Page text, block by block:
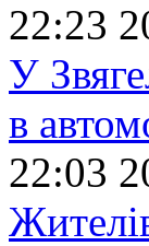
22:23
У
в
22:03